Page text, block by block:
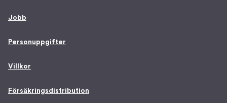
Jobb
Personuppgifter
Villkor
Försäkringsdistribution